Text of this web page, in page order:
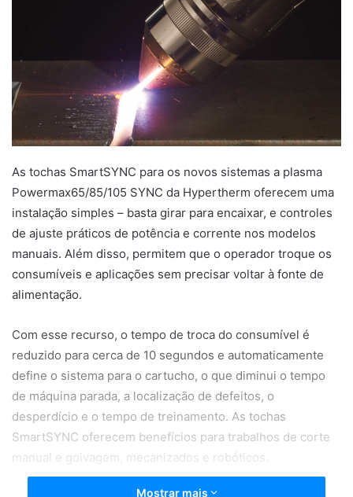
As tochas SmartSYNC para os novos sistemas a plasma
Powermax65/85/105 SYNC da Hypertherm oferecem uma
instalação simples – basta girar para encaixar, e controles
de ajuste práticos de potência e corrente nos modelos
manuais. Além disso, permitem que o operador troque os
consumíveis e aplicações sem precisar voltar à fonte de
alimentação.
Com esse recurso, o tempo de troca do consumível é
reduzido para cerca de 10 segundos e automaticamente
define o sistema para o cartucho, o que diminui o tempo
de máquina parada, a localização de defeitos, o
desperdício e o tempo de treinamento. As tochas
SmartSYNC oferecem benefícios para trabalhos de corte
manual e goivagem, mecanizados e robóticos.
Mostrar mais